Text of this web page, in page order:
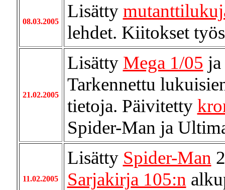
08.03.2005
Lisätty
lehdet. Kiitokset
21.02.2005
Lisätty Mega 1/05 ja
Tarkennettu
tietoja. Päivitetty
Spider-Man ja
11.02.2005
Lisätty Spider-Man
Sarjakirja 105:n